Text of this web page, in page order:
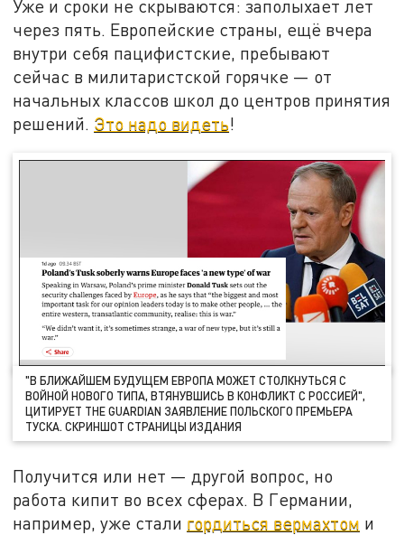
Уже и сроки не скрываются: заполыхает лет
через пять. Европейские страны, ещё вчера
внутри себя пацифистские, пребывают
сейчас в милитаристской горячке — от
начальных классов школ до центров принятия
решений. Это надо видеть!
"В БЛИЖАЙШЕМ БУДУЩЕМ ЕВРОПА МОЖЕТ СТОЛКНУТЬСЯ С
ВОЙНОЙ НОВОГО ТИПА, ВТЯНУВШИСЬ В КОНФЛИКТ С РОССИЕЙ",
ЦИТИРУЕТ THE GUARDIAN ЗАЯВЛЕНИЕ ПОЛЬСКОГО ПРЕМЬЕРА
ТУСКА. СКРИНШОТ СТРАНИЦЫ ИЗДАНИЯ
Получится или нет — другой вопрос, но
работа кипит во всех сферах. В Германии,
например, уже стали гордиться вермахтом и